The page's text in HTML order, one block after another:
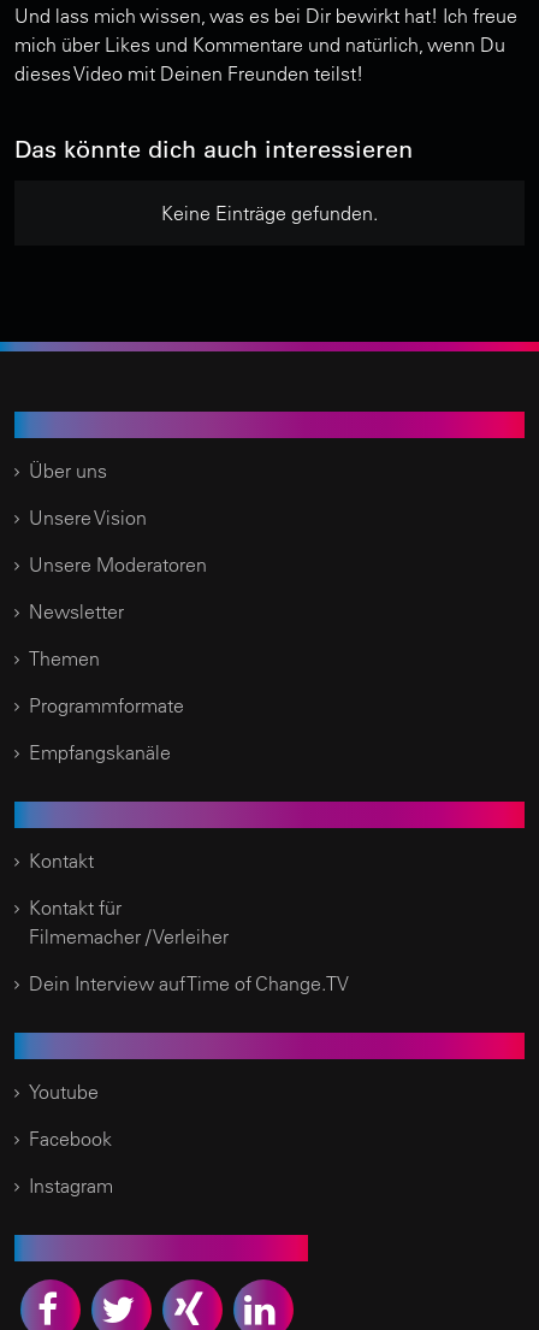
Und lass mich wissen, was es bei Dir bewirkt hat! Ich freue
mich über Likes und Kommentare und natürlich, wenn Du
dieses Video mit Deinen Freunden teilst!
Das könnte dich auch interessieren
Keine Einträge gefunden.
Über uns
Unsere Vision
Unsere Moderatoren
Newsletter
Themen
Programmformate
Empfangskanäle
Kontakt
Kontakt für
Filmemacher / Verleiher
Dein Interview auf Time of Change.TV
Youtube
Facebook
Instagram